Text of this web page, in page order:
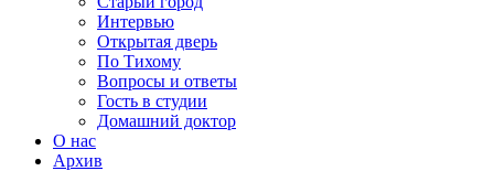
Интервью
Открытая дверь
По Тихому
Вопросы и ответы
Гость в студии
Домашний доктор
О нас
Архив